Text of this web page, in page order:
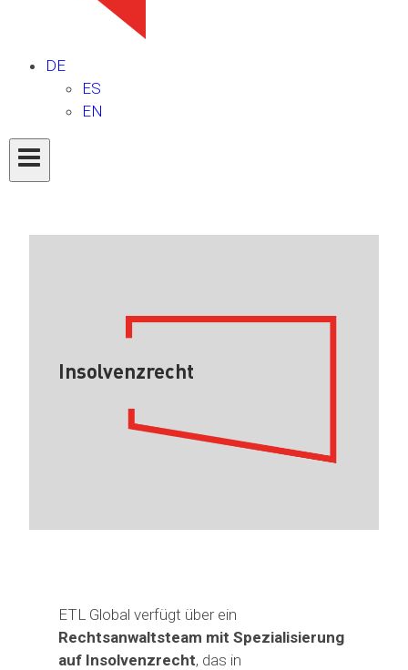
DE
ES
EN
Insolvenzrecht
ETL Global verfügt über ein
Rechtsanwaltsteam mit Spezialisierung
auf Insolvenzrecht, das in